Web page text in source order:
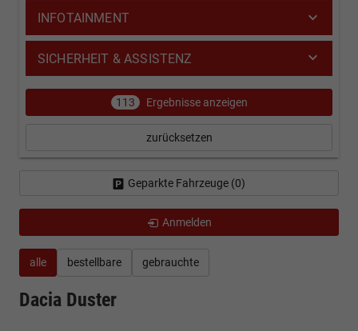
alle bestellbare gebrauchte
Dacia Duster
INFOTAINMENT
SICHERHEIT & ASSISTENZ
113 Ergebnisse anzeigen
zurücksetzen
Geparkte Fahrzeuge (0)
Anmelden